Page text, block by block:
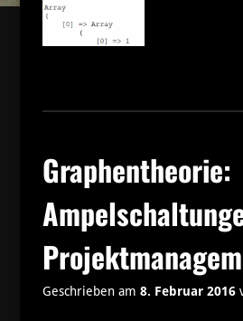
Graphentheorie:
Geschrieben am 8. Februar 2016